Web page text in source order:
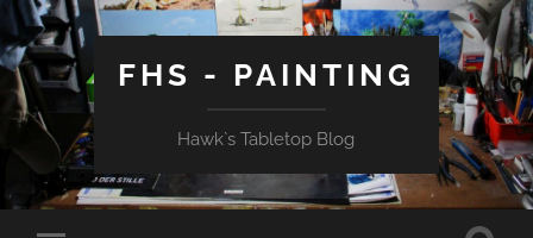
FHS - PAINTING
Hawk`s Tabletop Blog